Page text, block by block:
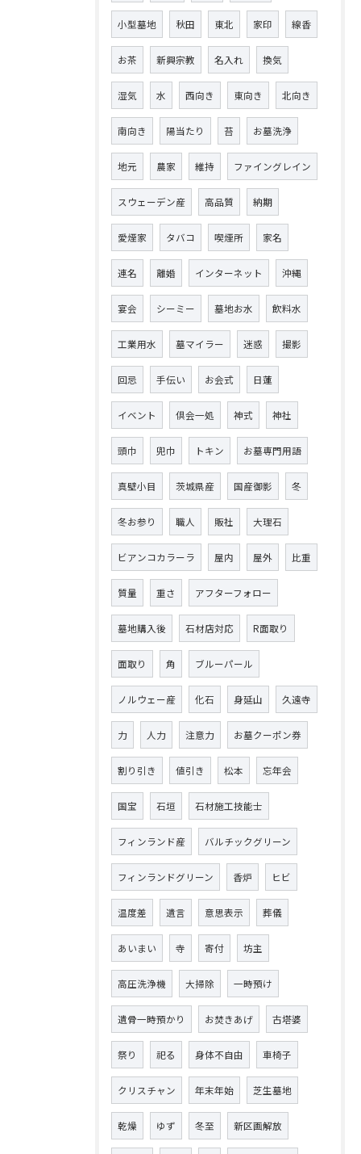
小型墓地 秋田 東北 家印 線香
お茶 新興宗教 名入れ 換気
湿気 水 西向き 東向き 北向き
南向き 陽当たり 苔 お墓洗浄
地元 農家 維持 ファイングレイン
スウェーデン産 高品質 納期
愛煙家 タバコ 喫煙所 家名
連名 離婚 インターネット 沖縄
宴会 シーミー 墓地お水 飲料水
工業用水 墓マイラー 迷惑 撮影
回忌 手伝い お会式 日蓮
イベント 倶会一処 神式 神社
頭巾 兜巾 トキン お墓専門用語
真壁小目 茨城県産 国産御影 冬
冬お参り 職人 販社 大理石
ビアンコカラーラ 屋内 屋外 比重
質量 重さ アフターフォロー
墓地購入後 石材店対応 R面取り
面取り 角 ブルーパール
ノルウェー産 化石 身延山 久遠寺
力 人力 注意力 お墓クーポン券
割り引き 値引き 松本 忘年会
国宝 石垣 石材施工技能士
フィンランド産 バルチックグリーン
フィンランドグリーン 香炉 ヒビ
温度差 遺言 意思表示 葬儀
あいまい 寺 寄付 坊主
高圧洗浄機 大掃除 一時預け
遺骨一時預かり お焚きあげ 古塔婆
祭り 祀る 身体不自由 車椅子
クリスチャン 年末年始 芝生墓地
乾燥 ゆず 冬至 新区画解放